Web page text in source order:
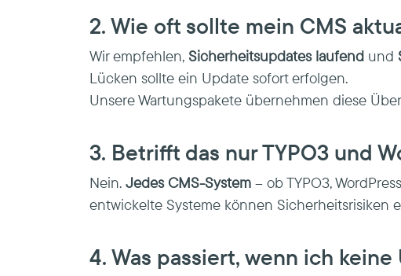
2. Wie oft sollte mein CMS
Wir empfehlen, Sicherheitsupdates laufend und
Lücken sollte ein Update sofort erfolgen.
Unsere Wartungspakete übernehmen diese
3. Betrifft das nur TYPO3 und
Nein. Jedes CMS-System – ob TYPO3,
entwickelte Systeme können Sicherheitsrisiken
4. Was passiert, wenn ich